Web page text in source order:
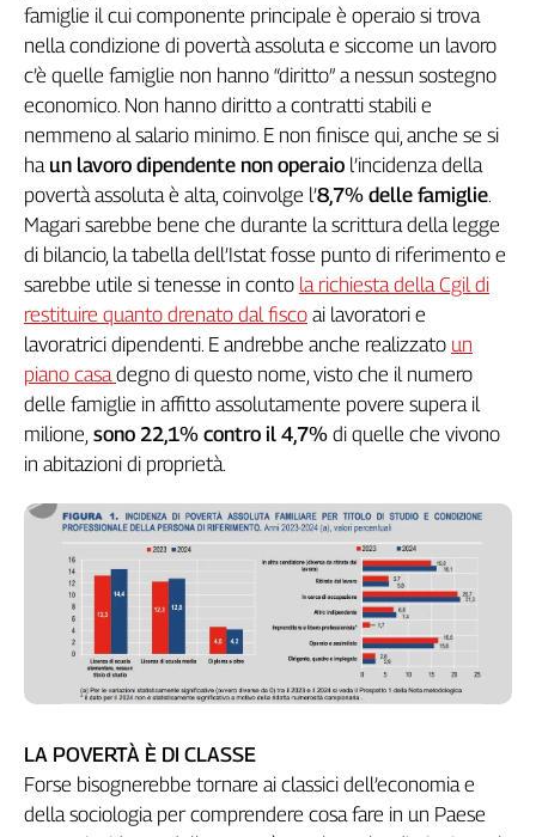
Adige
Basilicata
Calabria
Campania
Emilia-
Romagna
Friuli
Venezia
Giulia
Lazio
Liguria
Lombardia
Marche
Piemonte
Puglia
Sardegna
Toscana
Trentino
Storico
1955-
2014
famiglie il cui componente principale è operaio si trova
nella condizione di povertà assoluta e siccome un lavoro
c’è quelle famiglie non hanno “diritto” a nessun sostegno
economico. Non hanno diritto a contratti stabili e
nemmeno al salario minimo. E non finisce qui, anche se si
ha un lavoro dipendente non operaio l’incidenza della
povertà assoluta è alta, coinvolge l’8,7% delle famiglie.
Magari sarebbe bene che durante la scrittura della legge
di bilancio, la tabella dell’Istat fosse punto di riferimento e
sarebbe utile si tenesse in conto la richiesta della Cgil di
restituire quanto drenato dal fisco ai lavoratori e
lavoratrici dipendenti. E andrebbe anche realizzato un
piano casadegno di questo nome, visto che il numero
delle famiglie in affitto assolutamente povere supera il
milione, sono 22,1% contro il 4,7% di quelle che vivono
in abitazioni di proprietà.
LA POVERTÀ È DI CLASSE
Forse bisognerebbe tornare ai classici dell’economia e
della sociologia per comprendere cosa fare in un Paese